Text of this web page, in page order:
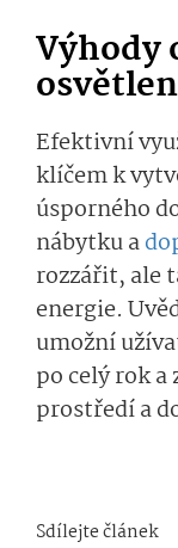
Výhody
Efektivní
klíčem k
úsporného
nábytku a
rozzářit, ale
energie.
umožní
po celý rok
prostředí a
Sdílejte článek